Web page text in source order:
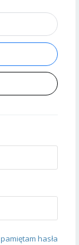
hasła